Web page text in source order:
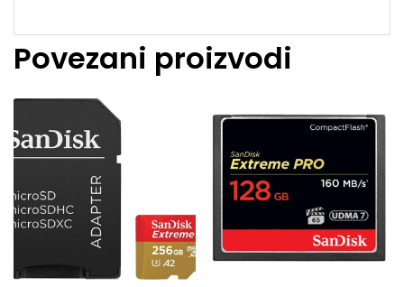
Povezani proizvodi